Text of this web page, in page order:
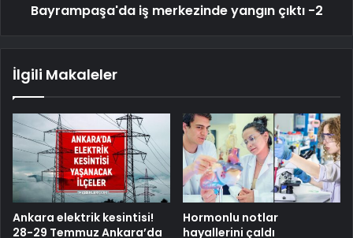
Bayrampaşa'da iş merkezinde yangın çıktı -2
İlgili Makaleler
Ankara elektrik kesintisi!
28-29 Temmuz Ankara’da
Hormonlu notlar
hayallerini çaldı